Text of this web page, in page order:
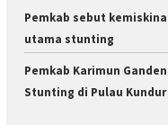
Pemkab sebut
utama stunting
Pemkab Karimun
Stunting di Pulau Kundur